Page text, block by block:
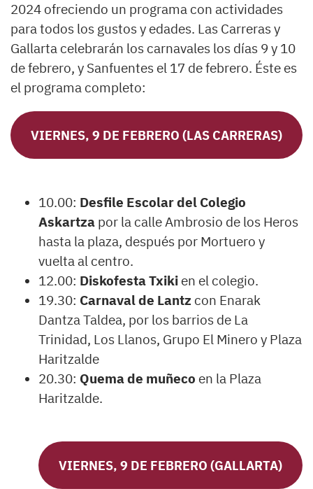
2024 ofreciendo un programa con actividades
para todos los gustos y edades. Las Carreras y
Gallarta celebrarán los carnavales los días 9 y 10
de febrero, y Sanfuentes el 17 de febrero. Éste es
el programa completo:
VIERNES, 9 DE FEBRERO (LAS CARRERAS)
10.00: Desfile Escolar del Colegio
Askartza por la calle Ambrosio de los Heros
hasta la plaza, después por Mortuero y
vuelta al centro.
12.00: Diskofesta Txiki en el colegio.
19.30: Carnaval de Lantz con Enarak
Dantza Taldea, por los barrios de La
Trinidad, Los Llanos, Grupo El Minero y Plaza
Haritzalde
20.30: Quema de muñeco en la Plaza
Haritzalde.
VIERNES, 9 DE FEBRERO (GALLARTA)